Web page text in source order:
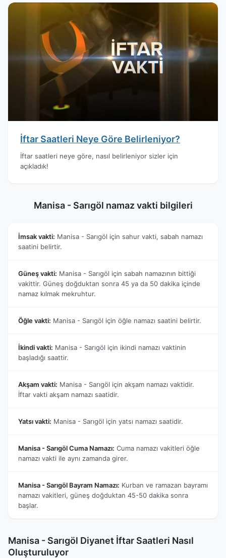
İftar Saatleri Neye Göre Belirleniyor?
İftar saatleri neye göre, nasıl belirleniyor sizler için
açıkladık!
Manisa - Sarıgöl namaz vakti bilgileri
İmsak vakti: Manisa - Sarıgöl için sahur vakti, sabah namazı
saatini belirtir.
Güneş vakti: Manisa - Sarıgöl için sabah namazının bittiği
vakittir. Güneş doğduktan sonra 45 ya da 50 dakika içinde
namaz kılmak mekruhtur.
Öğle vakti: Manisa - Sarıgöl için öğle namazı saatini belirtir.
İkindi vakti: Manisa - Sarıgöl için ikindi namazı vaktinin
başladığı saattir.
Akşam vakti: Manisa - Sarıgöl için akşam namazı vaktidir.
İftar vakti akşam namazı saatidir.
Yatsı vakti: Manisa - Sarıgöl için yatsı namazı saatidir.
Manisa - Sarıgöl Cuma Namazı: Cuma namazı vakitleri öğle
namazı vakti ile aynı zamanda girer.
Manisa - Sarıgöl Bayram Namazı: Kurban ve ramazan bayramı
namazı vakitleri, güneş doğduktan 45-50 dakika sonra
başlar.
Manisa - Sarıgöl Diyanet İftar Saatleri Nasıl
Oluşturuluyor